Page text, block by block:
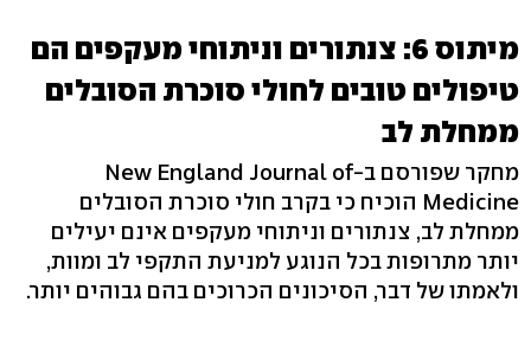
מיתוס 6: צנתורים וניתוחי מעקפים הם
טיפולים טובים לחולי סוכרת הסובלים
ממחלת לב
מחקר שפורסם ב-New England Journal of
Medicine הוכיח כי בקרב חולי סוכרת הסובלים
ממחלת לב, צנתורים וניתוחי מעקפים אינם יעילים
יותר מתרופות בכל הנוגע למניעת התקפי לב ומוות,
ולאמתו של דבר, הסיכונים הכרוכים בהם גבוהים יותר.